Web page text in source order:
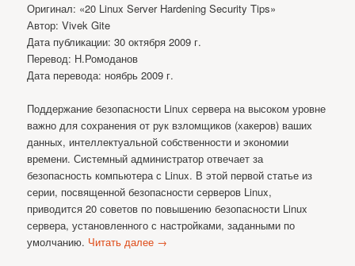
Оригинал: «20 Linux Server Hardening Security Tips»
Автор: Vivek Gite
Дата публикации: 30 октября 2009 г.
Перевод: Н.Ромоданов
Дата перевода: ноябрь 2009 г.
Поддержание безопасности Linux сервера на высоком уровне
важно для сохранения от рук взломщиков (хакеров) ваших
данных, интеллектуальной собственности и экономии
времени. Системный администратор отвечает за
безопасность компьютера с Linux. В этой первой статье из
серии, посвященной безопасности серверов Linux,
приводится 20 советов по повышению безопасности Linux
сервера, установленного с настройками, заданными по
умолчанию. Читать далее →